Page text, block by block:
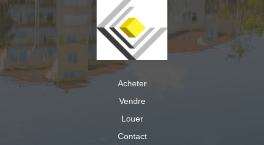
Acheter
Vendre
Louer
Contact